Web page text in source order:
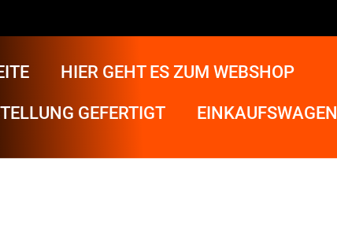
HIER GEHT ES ZUM WEBSHOP
GEFERTIGT EINKAUFSWAGEN